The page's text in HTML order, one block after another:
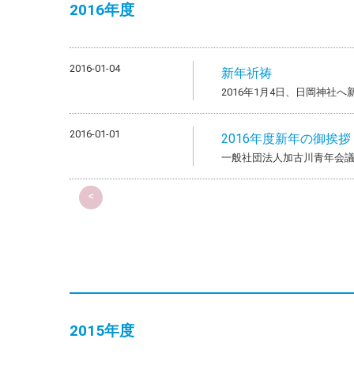
2016年度
2016-01-04 新年祈祷
2016年1月4日、日岡神社へ
2016-01-01 2016年度新年の御挨拶
一般社団法人加古川青年会
<
2015年度